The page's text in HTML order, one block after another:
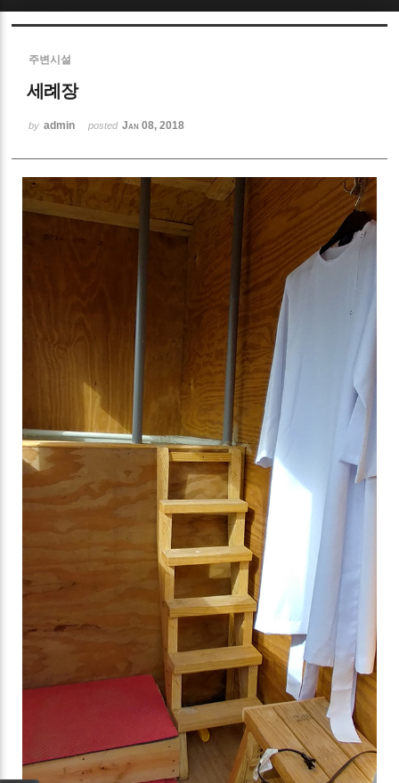
주변시설
세례장
by admin posted Jan 08, 2018
Sketchbook5, 스케치북5
Sketchbook5, 스케치북5